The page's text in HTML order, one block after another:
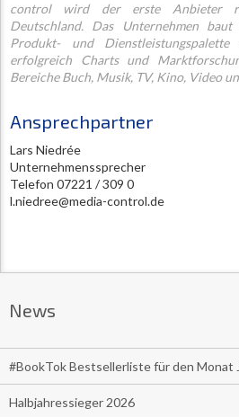
control wird der erste Anbieter
Deutschland. Das Unternehmen
Produkt- und
erfolgreich Charts und
Bereiche Buch, Musik, TV, Kino, Video
Ansprechpartner
Lars Niedrée
Unternehmenssprecher
Telefon 07221 / 309 0
l.niedree@media-control.de
News
#BookTok Bestsellerliste für den Monat
Halbjahressieger 2026